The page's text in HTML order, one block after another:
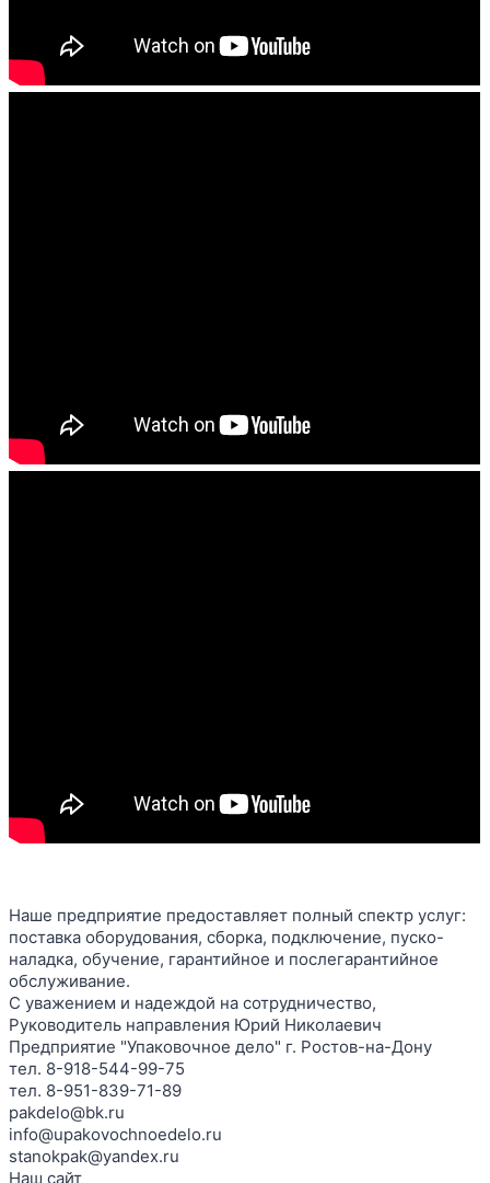
Наше предприятие предоставляет полный спектр услуг:
поставка оборудования, сборка, подключение, пуско-
наладка, обучение, гарантийное и послегарантийное
обслуживание.
С уважением и надеждой на сотрудничество,
Руководитель направления Юрий Николаевич
Предприятие "Упаковочное дело" г. Ростов-на-Дону
тел. 8-918-544-99-75
тел. 8-951-839-71-89
pakdelo@bk.ru
info@upakovochnoedelo.ru
stanokpak@yandex.ru
Наш сайт